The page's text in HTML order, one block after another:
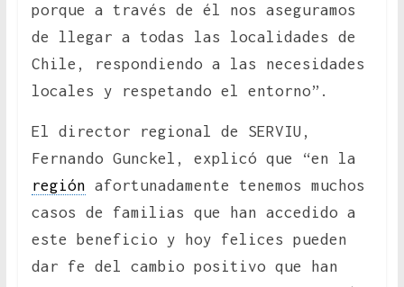
porque a través de él nos aseguramos
de llegar a todas las localidades de
Chile, respondiendo a las necesidades
locales y respetando el entorno”.
El director regional de SERVIU,
Fernando Gunckel, explicó que “en la
región afortunadamente tenemos muchos
casos de familias que han accedido a
este beneficio y hoy felices pueden
dar fe del cambio positivo que han